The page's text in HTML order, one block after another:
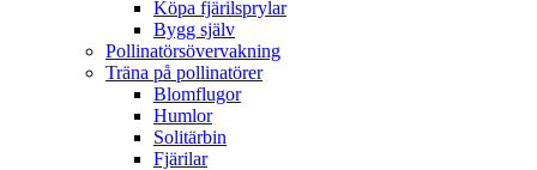
Köpa fjärilsprylar
Bygg själv
Pollinatörsövervakning
Träna på pollinatörer
Blomflugor
Humlor
Solitärbin
Fjärilar